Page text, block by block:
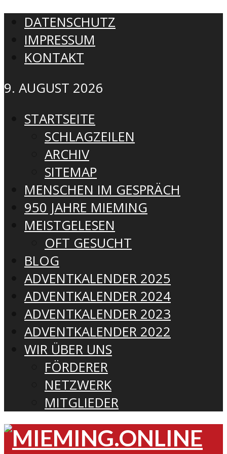
DATENSCHUTZ
IMPRESSUM
KONTAKT
9. AUGUST 2026
STARTSEITE
SCHLAGZEILEN
ARCHIV
SITEMAP
MENSCHEN IM GESPRÄCH
950 JAHRE MIEMING
MEISTGELESEN
OFT GESUCHT
BLOG
ADVENTKALENDER 2025
ADVENTKALENDER 2024
ADVENTKALENDER 2023
ADVENTKALENDER 2022
WIR ÜBER UNS
FÖRDERER
NETZWERK
MITGLIEDER